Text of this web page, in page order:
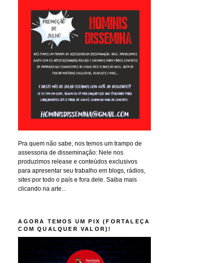
Pra quem não sabe, nos temos um trampo de
assessoria de disseminação: Nele nos
produzimos release e conteúdos exclusivos
para apresentar seu trabalho em blogs, rádios,
sites por todo o país e fora dele. Saiba mais
clicando na arte...
AGORA TEMOS UM PIX (FORTALEÇA
COM QUALQUER VALOR)!